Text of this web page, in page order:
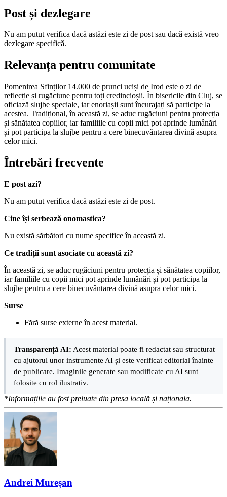
Post și dezlegare
Nu am putut verifica dacă astăzi este zi de post sau dacă există vreo
dezlegare specifică.
Relevanța pentru comunitate
Pomenirea Sfinților 14.000 de prunci uciși de Irod este o zi de
reflecție și rugăciune pentru toți credincioșii. În bisericile din Cluj, se
oficiază slujbe speciale, iar enoriașii sunt încurajați să participe la
acestea. Tradițional, în această zi, se aduc rugăciuni pentru protecția
și sănătatea copiilor, iar familiile cu copii mici pot aprinde lumânări
și pot participa la slujbe pentru a cere binecuvântarea divină asupra
celor mici.
Întrebări frecvente
E post azi?
Nu am putut verifica dacă astăzi este zi de post.
Cine își serbează onomastica?
Nu există sărbători cu nume specifice în această zi.
Ce tradiții sunt asociate cu această zi?
În această zi, se aduc rugăciuni pentru protecția și sănătatea copiilor,
iar familiile cu copii mici pot aprinde lumânări și pot participa la
slujbe pentru a cere binecuvântarea divină asupra celor mici.
Surse
Fără surse externe în acest material.
Transparență AI: Acest material poate fi redactat sau structurat
cu ajutorul unor instrumente AI și este verificat editorial înainte
de publicare. Imaginile generate sau modificate cu AI sunt
folosite cu rol ilustrativ.
*Informațiile au fost preluate din presa locală și naționala.
Andrei Mureșan